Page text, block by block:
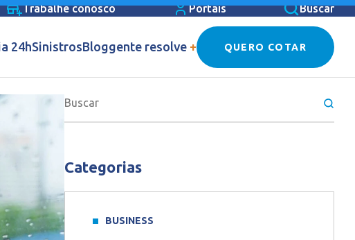
Trabalhe conosco Portais Buscar
24hSinistrosBloggente resolve + QUERO COTAR
Categorias
BUSINESS